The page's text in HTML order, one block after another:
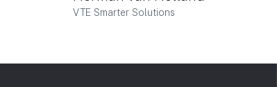
VTE Smarter Solutions